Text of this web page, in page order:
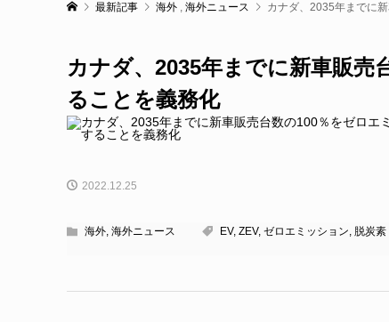
最新記事 海外 , 海外ニュース カナダ、2035年までに
カナダ、2035年までに新車販
ることを義務化
2022.12.25
海外, 海外ニュース EV, ZEV, ゼロエミッション, 脱炭素